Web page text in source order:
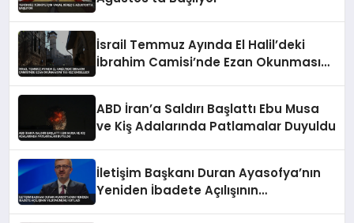
İsrail Temmuz Ayında El Halil’deki
İbrahim Camisi’nde Ezan Okunmasını
ABD İran’a Saldırı Başlattı Ebu Musa
ve Kiş Adalarında Patlamalar Duyuldu
İletişim Başkanı Duran Ayasofya’nın
Yeniden İbadete Açılışının